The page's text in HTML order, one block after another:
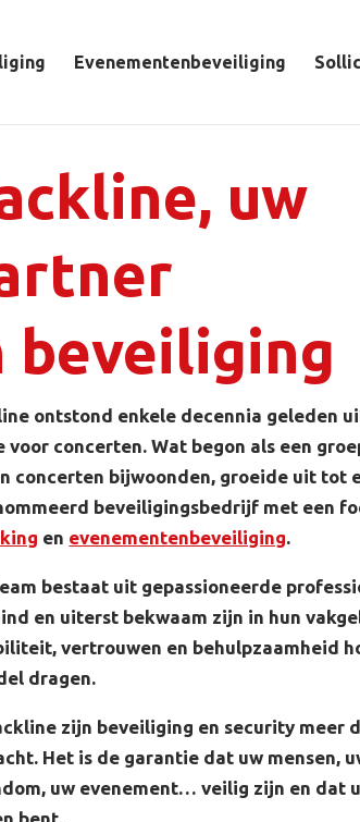
Evenementenbeveiliging
uw
beveiliging
ontstond enkele decennia geleden
voor concerten. Wat begon als een
concerten bijwoonden, groeide uit tot
beveiligingsbedrijf met een
en evenementenbeveiliging.
bestaat uit gepassioneerde
en uiterst bekwaam zijn in hun
vertrouwen en behulpzaamheid
dragen.
zijn beveiliging en security meer
Het is de garantie dat uw mensen,
uw evenement… veilig zijn en dat